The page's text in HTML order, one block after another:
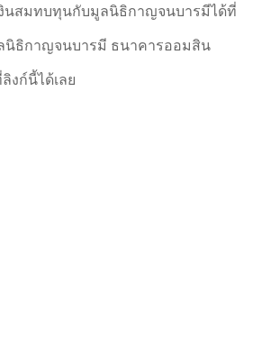
นสมทบทุนกับมูลนิธิกาญจนบารมีได้ที่
ธิกาญจนบารมี ธนาคารออมสิน
งก์นี้ได้เลย